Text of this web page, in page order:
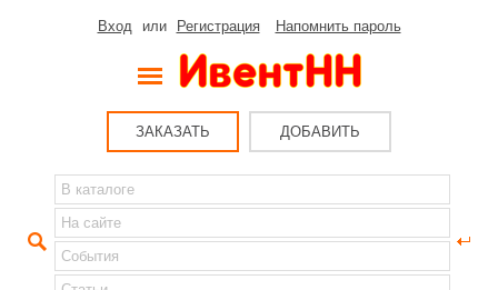
Вход или Регистрация Напомнить пароль
ЗАКАЗАТЬ ДОБАВИТЬ